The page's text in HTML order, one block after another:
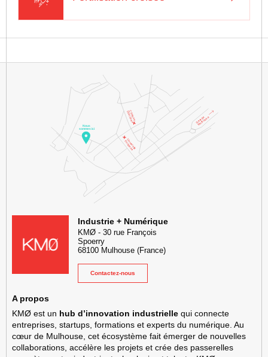
KMØ Hub d’innovation industrielle et lieu événementiel au cœur
Industrie + Numérique
KMØ- 30 rue François
Spoerry
68100 Mulhouse (France)
Contactez-nous
A propos
KMØ est un hub d’innovation industrielle qui connecte
entreprises, startups, formations et experts du numérique. Au
cœur de Mulhouse, cet écosystème fait émerger de nouvelles
collaborations, accélère les projets et crée des passerelles